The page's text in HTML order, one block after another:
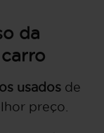
da
usados de
preço.